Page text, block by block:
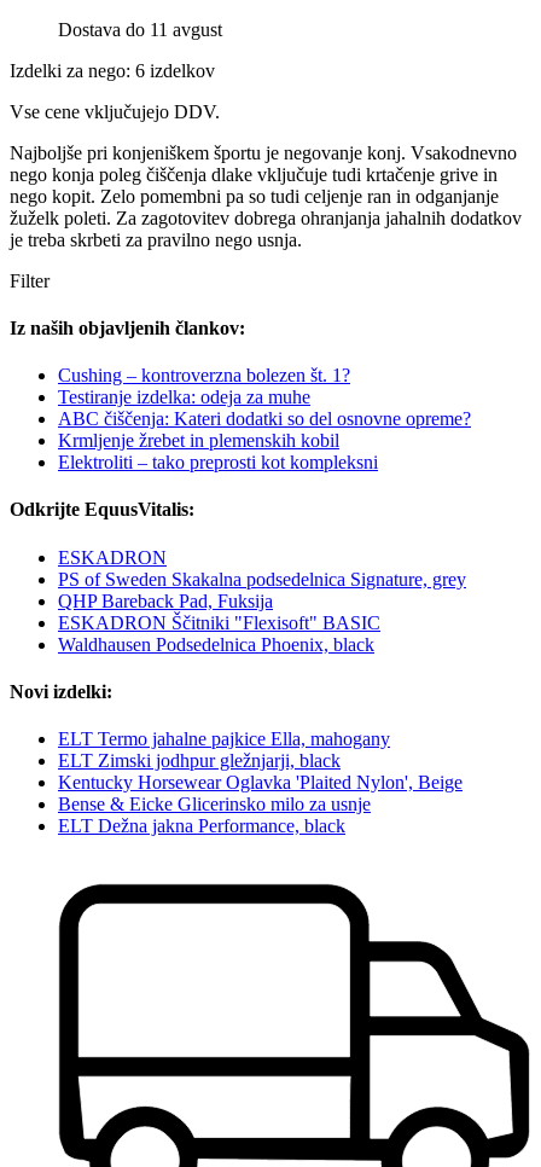
Dostava do 11 avgust
Izdelki za nego: 6 izdelkov
Vse cene vključujejo DDV.
Najboljše pri konjeniškem športu je negovanje konj. Vsakodnevno
nego konja poleg čiščenja dlake vključuje tudi krtačenje grive in
nego kopit. Zelo pomembni pa so tudi celjenje ran in odganjanje
žuželk poleti. Za zagotovitev dobrega ohranjanja jahalnih dodatkov
je treba skrbeti za pravilno nego usnja.
Filter
Iz naših objavljenih člankov:
Cushing – kontroverzna bolezen št. 1?
Testiranje izdelka: odeja za muhe
ABC čiščenja: Kateri dodatki so del osnovne opreme?
Krmljenje žrebet in plemenskih kobil
Elektroliti – tako preprosti kot kompleksni
Odkrijte EquusVitalis:
ESKADRON
PS of Sweden Skakalna podsedelnica Signature, grey
QHP Bareback Pad, Fuksija
ESKADRON Ščitniki "Flexisoft" BASIC
Waldhausen Podsedelnica Phoenix, black
Novi izdelki:
ELT Termo jahalne pajkice Ella, mahogany
ELT Zimski jodhpur gležnjarji, black
Kentucky Horsewear Oglavka 'Plaited Nylon', Beige
Bense & Eicke Glicerinsko milo za usnje
ELT Dežna jakna Performance, black